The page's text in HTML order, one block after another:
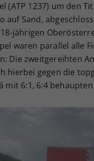
(ATP 1237) um den
auf Sand,
jährigen
waren parallel alle
Die zweitgereihten
hierbei gegen die
mit 6:1, 6:4